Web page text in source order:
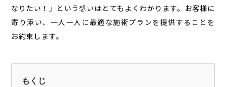
なりたい！」という想いはとてもよくわかります。お客様に
寄り添い、一人一人に最適な施術プランを提供することを
お約束します。
もくじ